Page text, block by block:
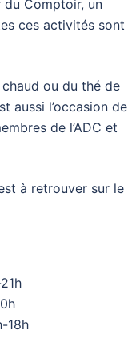
du Comptoir, un
ces activités sont
ou du thé de
aussi l’occasion de
de l’ADC et
à retrouver sur le
18h